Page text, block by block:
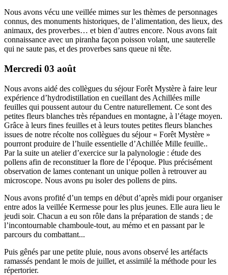
Nous avons vécu une veillée mimes sur les thèmes de personnages
connus, des monuments historiques, de l’alimentation, des lieux, des
animaux, des proverbes… et bien d’autres encore. Nous avons fait
connaissance avec un piranha façon poisson volant, une sauterelle
qui ne saute pas, et des proverbes sans queue ni tête.
Mercredi 03 août
Nous avons aidé des collègues du séjour Forêt Mystère à faire leur
expérience d’hydrodistillation en cueillant des Achillées mille
feuilles qui poussent autour du Centre naturellement. Ce sont des
petites fleurs blanches très répandues en montagne, à l’étage moyen.
Grâce à leurs fines feuilles et à leurs toutes petites fleurs blanches
issues de notre récolte nos collègues du séjour « Forêt Mystère »
pourront produire de l’huile essentielle d’Achillée Mille feuille..
Par la suite un atelier d’exercice sur la palynologie : étude des
pollens afin de reconstituer la flore de l’époque. Plus précisément
observation de lames contenant un unique pollen à retrouver au
microscope. Nous avons pu isoler des pollens de pins.
Nous avons profité d’un temps en début d’après midi pour organiser
entre ados la veillée Kermesse pour les plus jeunes. Elle aura lieu le
jeudi soir. Chacun a eu son rôle dans la préparation de stands ; de
l’incontournable chamboule-tout, au mémo et en passant par le
parcours du combattant...
Puis gênés par une petite pluie, nous avons observé les artéfacts
ramassés pendant le mois de juillet, et assimilé la méthode pour les
répertorier.